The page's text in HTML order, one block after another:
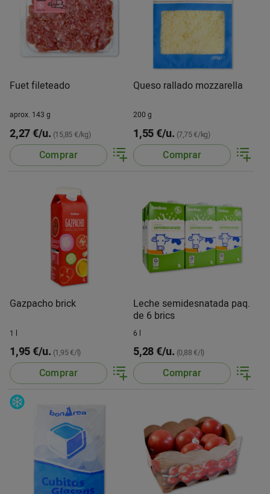
Fuet fileteado
aprox. 143 g
2,27 €/u. (15,85 €/kg)
Comprar
Queso rallado mozzarella
200 g
1,55 €/u. (7,75 €/kg)
Comprar
Gazpacho brick
1 l
1,95 €/u. (1,95 €/l)
Comprar
Leche semidesnatada paq.
de 6 brics
6 l
5,28 €/u. (0,88 €/l)
Comprar